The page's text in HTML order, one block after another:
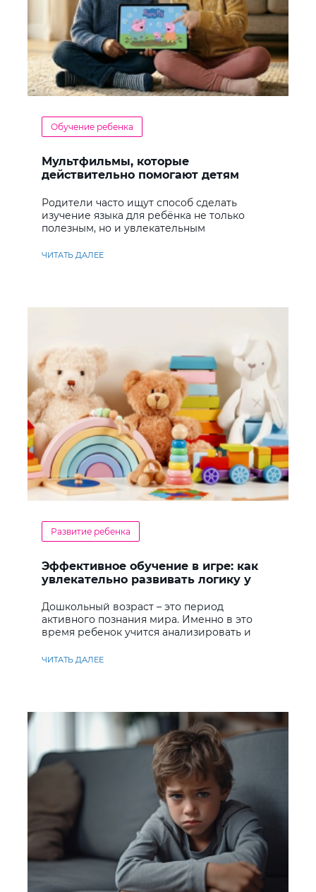
Обучение ребенка
Мультфильмы, которые
действительно помогают детям
Родители часто ищут способ сделать
изучение языка для ребёнка не только
полезным, но и увлекательным
ЧИТАТЬ ДАЛЕЕ
Развитие ребенка
Эффективное обучение в игре: как
увлекательно развивать логику у
Дошкольный возраст – это период
активного познания мира. Именно в это
время ребенок учится анализировать и
ЧИТАТЬ ДАЛЕЕ